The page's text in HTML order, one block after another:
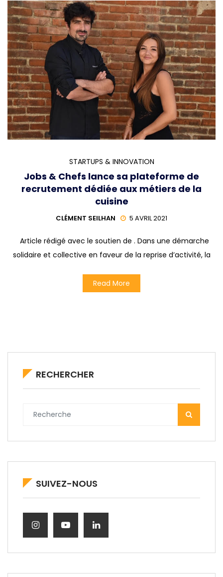
STARTUPS & INNOVATION
Jobs & Chefs lance sa plateforme de
recrutement dédiée aux métiers de la
cuisine
CLÉMENT SEILHAN 5 AVRIL 2021
Article rédigé avec le soutien de . Dans une démarche
solidaire et collective en faveur de la reprise d’activité, la
Read More
RECHERCHER
SUIVEZ-NOUS